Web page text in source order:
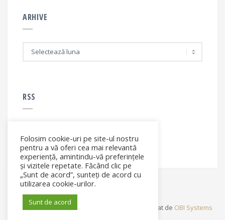
ARHIVE
RSS
RSS - articole
© Elena Filip. All rights reserved ® - Site dezvoltat de OBI Systems
Folosim cookie-uri pe site-ul nostru
pentru a vă oferi cea mai relevantă
experiență, amintindu-vă preferințele
și vizitele repetate. Făcând clic pe
„Sunt de acord”, sunteți de acord cu
utilizarea cookie-urilor.
Sunt de acord